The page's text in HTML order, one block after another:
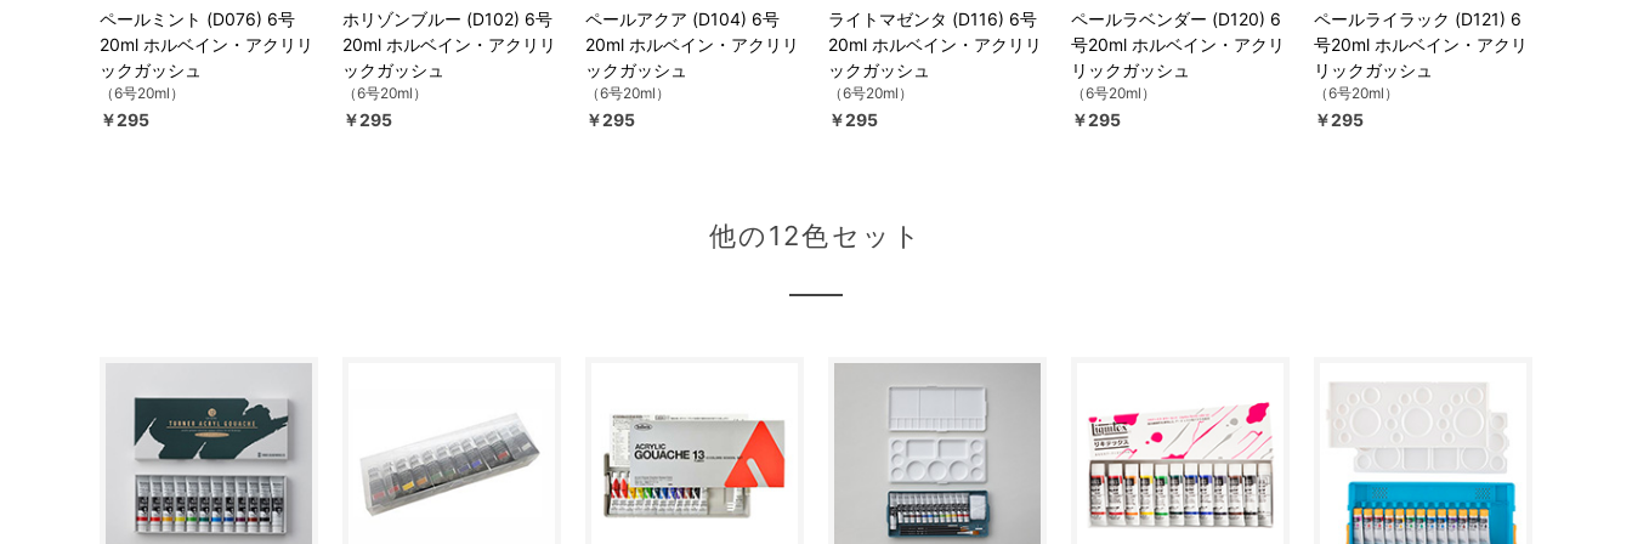
ペールミント (D076) 6号
20ml ホルベイン・アクリリ
ックガッシュ
（6号20ml）
￥295
ホリゾンブルー (D102) 6号
20ml ホルベイン・アクリリ
ックガッシュ
（6号20ml）
￥295
ペールアクア (D104) 6号
20ml ホルベイン・アクリリ
ックガッシュ
（6号20ml）
￥295
ライトマゼンタ (D116) 6号
20ml ホルベイン・アクリリ
ックガッシュ
（6号20ml）
￥295
ペールラベンダー (D120) 6
号20ml ホルベイン・アクリ
リックガッシュ
（6号20ml）
￥295
ペールライラック (D121) 6
号20ml ホルベイン・アクリ
リックガッシュ
（6号20ml）
￥295
他の12色セット